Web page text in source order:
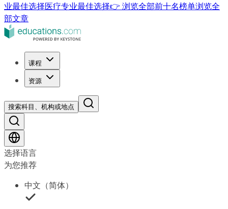
业最佳选择医疗专业最佳选择👉 浏览全部前十名榜单浏览全
部文章
课程
资源
搜索科目、机构或地点
选择语言
为您推荐
中文（简体）